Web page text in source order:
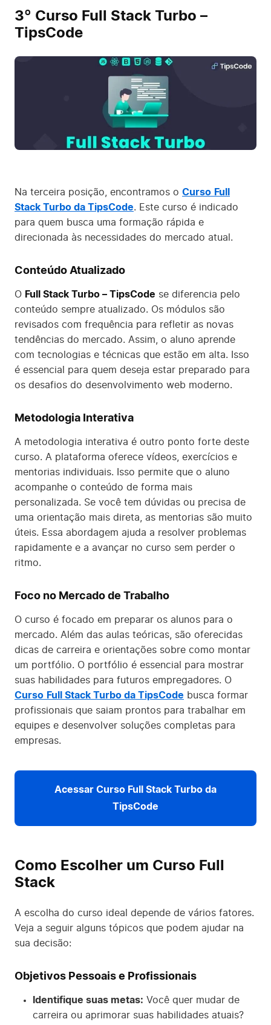
3º Curso Full Stack Turbo –
TipsCode
Na terceira posição, encontramos o Curso Full
Stack Turbo da TipsCode. Este curso é indicado
para quem busca uma formação rápida e
direcionada às necessidades do mercado atual.
Conteúdo Atualizado
O Full Stack Turbo – TipsCode se diferencia pelo
conteúdo sempre atualizado. Os módulos são
revisados com frequência para refletir as novas
tendências do mercado. Assim, o aluno aprende
com tecnologias e técnicas que estão em alta. Isso
é essencial para quem deseja estar preparado para
os desafios do desenvolvimento web moderno.
Metodologia Interativa
A metodologia interativa é outro ponto forte deste
curso. A plataforma oferece vídeos, exercícios e
mentorias individuais. Isso permite que o aluno
acompanhe o conteúdo de forma mais
personalizada. Se você tem dúvidas ou precisa de
uma orientação mais direta, as mentorias são muito
úteis. Essa abordagem ajuda a resolver problemas
rapidamente e a avançar no curso sem perder o
ritmo.
Foco no Mercado de Trabalho
O curso é focado em preparar os alunos para o
mercado. Além das aulas teóricas, são oferecidas
dicas de carreira e orientações sobre como montar
um portfólio. O portfólio é essencial para mostrar
suas habilidades para futuros empregadores. O
Curso Full Stack Turbo da TipsCode busca formar
profissionais que saiam prontos para trabalhar em
equipes e desenvolver soluções completas para
empresas.
Acessar Curso Full Stack Turbo da
TipsCode
Como Escolher um Curso Full
Stack
A escolha do curso ideal depende de vários fatores.
Veja a seguir alguns tópicos que podem ajudar na
sua decisão:
Objetivos Pessoais e Profissionais
Identifique suas metas: Você quer mudar de
carreira ou aprimorar suas habilidades atuais?